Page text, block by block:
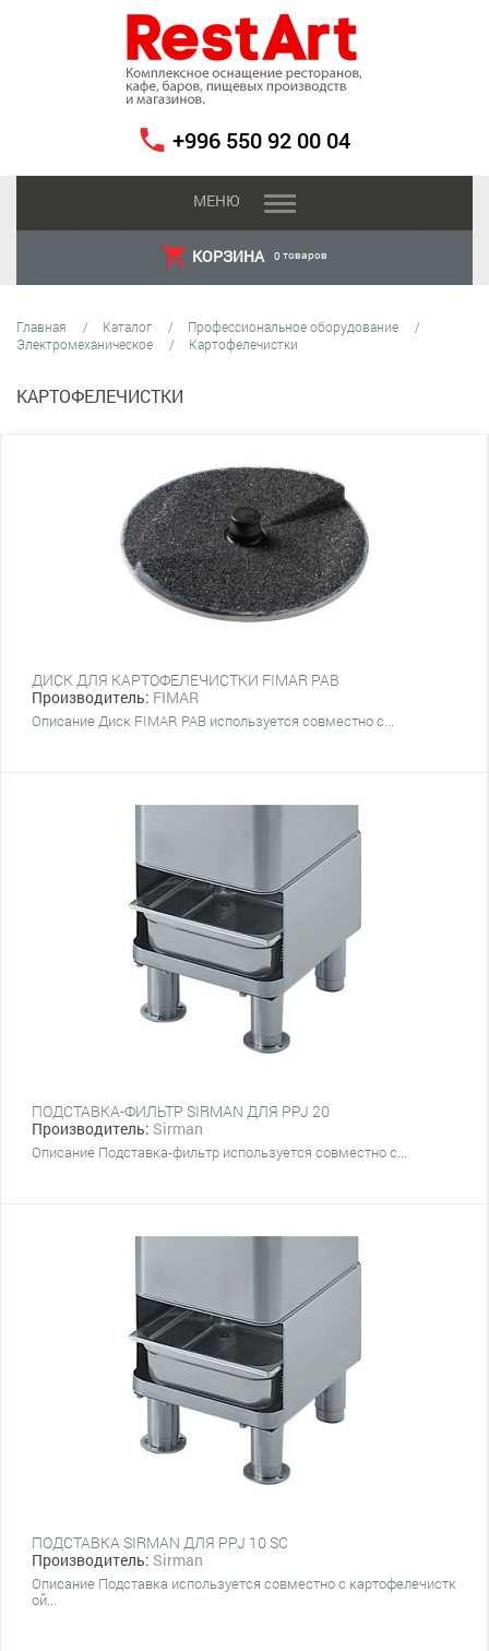
+996 550 92 00 04
МЕНЮ
КОРЗИНА 0 товаров
Главная Каталог
Профессиональное оборудование
Электромеханическое
Картофелечистки
КАРТОФЕЛЕЧИСТКИ
ДИСК ДЛЯ КАРТОФЕЛЕЧИСТКИ FIMAR PAB
Производитель: FIMAR
Описание Диск FIMAR PAB используется совместно с...
ПОДСТАВКА-ФИЛЬТР SIRMAN ДЛЯ PPJ 20
Производитель: Sirman
Описание Подставка-фильтр используется совместно с...
ПОДСТАВКА SIRMAN ДЛЯ PPJ 10 SC
Производитель: Sirman
Описание Подставка используется совместно с картофелечистк
ой...